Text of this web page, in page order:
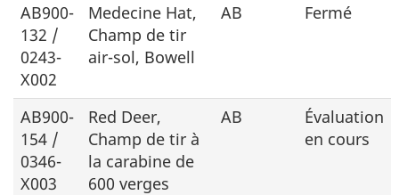
AB900-
132 /
0243-
X002
Medecine Hat,
Champ de tir
air-sol, Bowell
AB Fermé
AB900-
154 /
0346-
X003
Red Deer,
Champ de tir à
la carabine de
600 verges
AB
Évaluation
en cours